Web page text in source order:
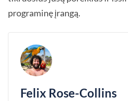
programinę įrangą.
Felix Rose-Collins